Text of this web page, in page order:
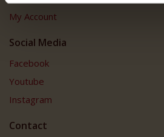
My Account
Social Media
Facebook
Youtube
Instagram
Contact